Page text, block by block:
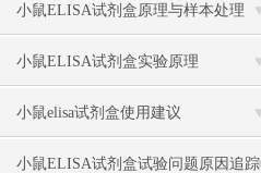
小鼠ELISA试剂盒原理与样本处理
小鼠ELISA试剂盒实验原理
小鼠elisa试剂盒使用建议
小鼠ELISA试剂盒试验问题原因追踪